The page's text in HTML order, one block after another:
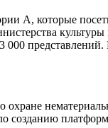
А, которые
культуры